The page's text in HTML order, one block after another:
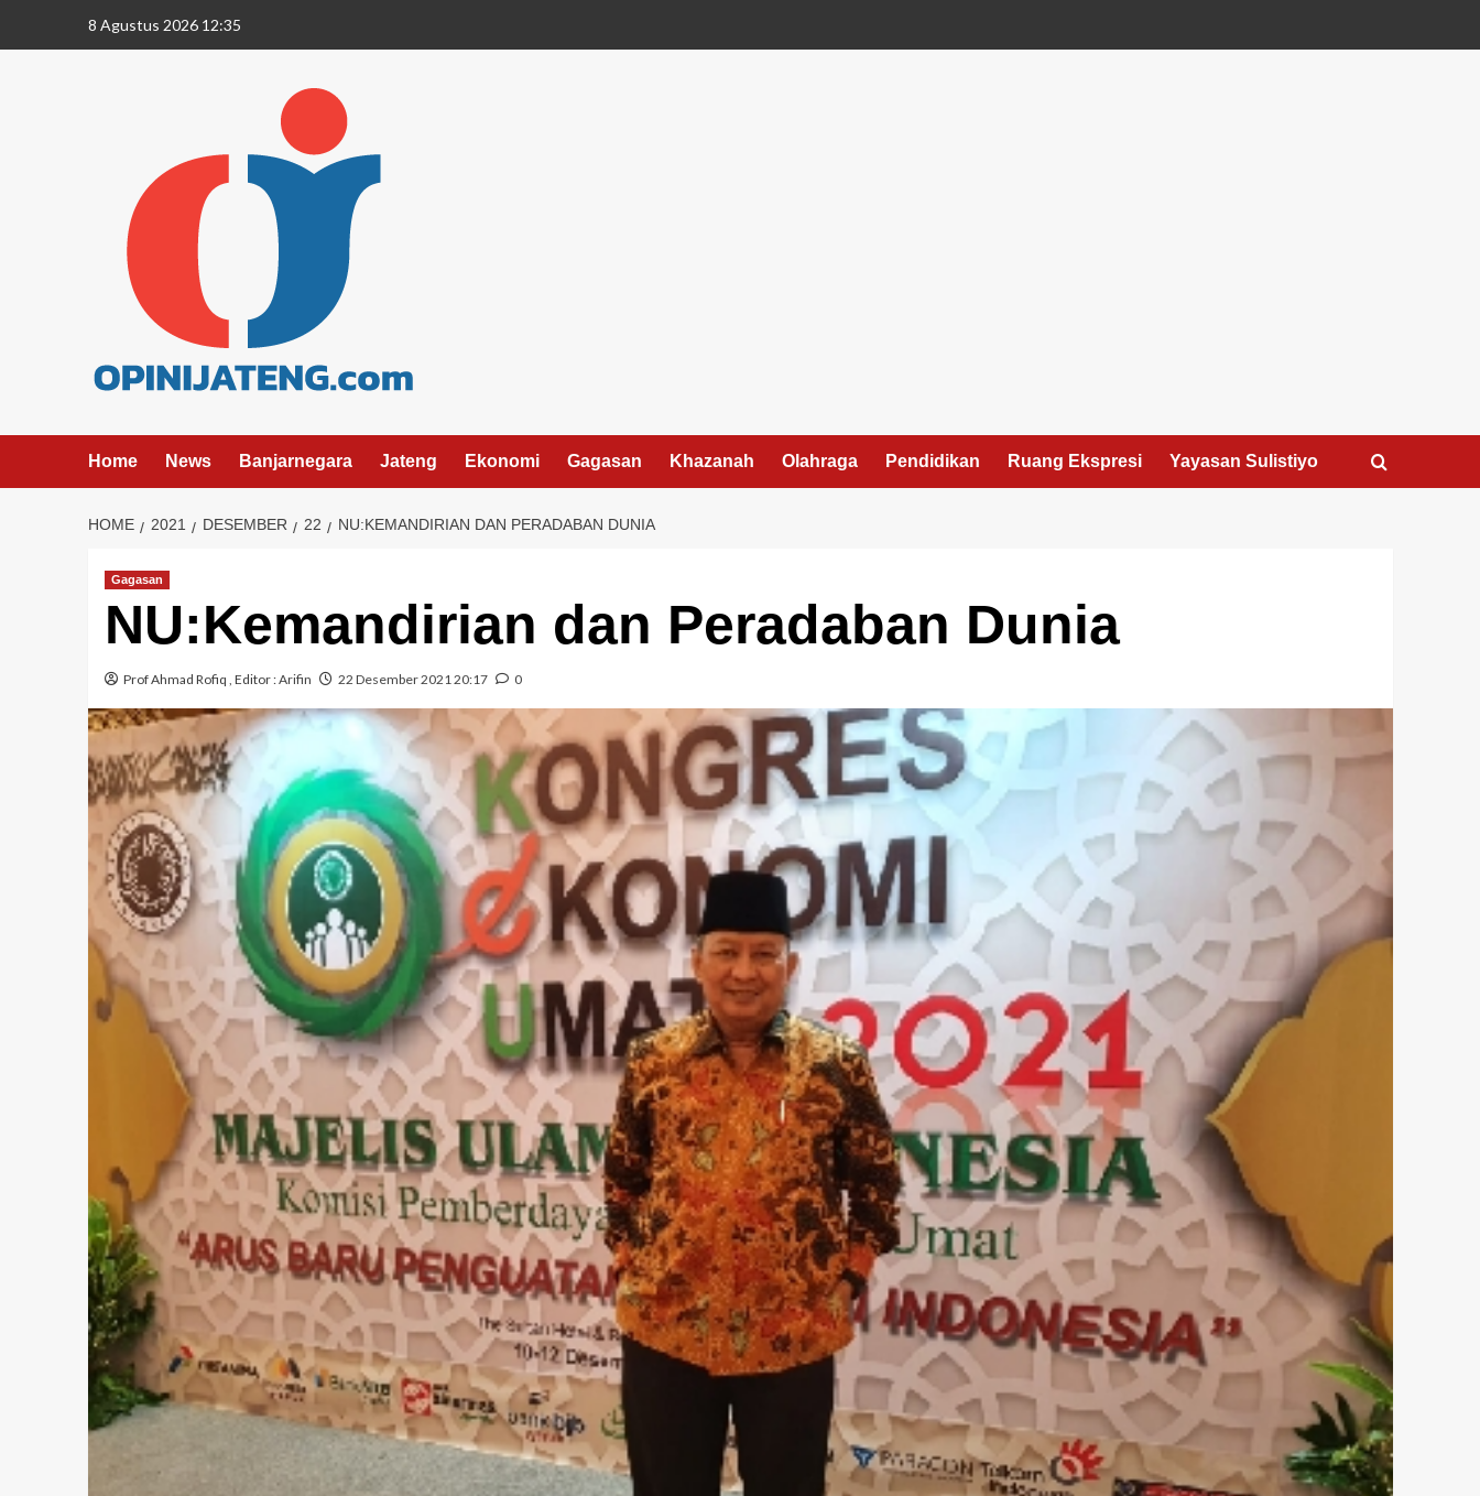
8 Agustus 2026 12:35
Home News Banjarnegara Jateng Ekonomi Gagasan Khazanah Olahraga Pendidikan Ruang Ekspresi Yayasan Sulistiyo
HOME 2021 DESEMBER 22 NU:KEMANDIRIAN DAN PERADABAN DUNIA
Gagasan
NU:Kemandirian dan Peradaban Dunia
Prof Ahmad Rofiq , Editor :Arifin 22 Desember 2021 20:17 0